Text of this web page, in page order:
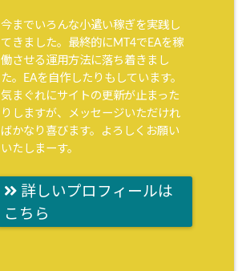
今までいろんな小遣い稼ぎを実践し
てきました。最終的にMT4でEAを稼
働させる運用方法に落ち着きまし
た。EAを自作したりもしています。
気まぐれにサイトの更新が止まった
りしますが、メッセージいただけれ
ばかなり喜びます。よろしくお願い
いたしまーす。
詳しいプロフィールは
こちら